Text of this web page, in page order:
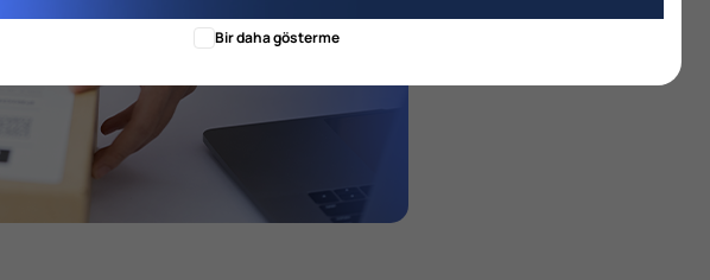
Bir daha gösterme